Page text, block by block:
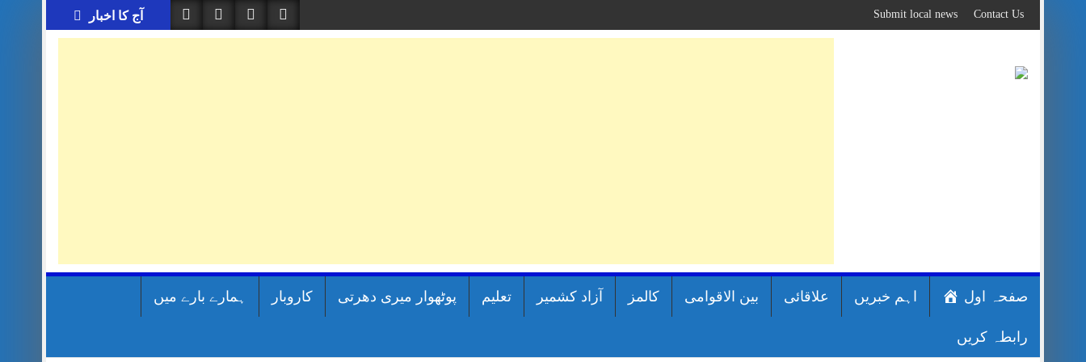
to
content
آج کا اخبار Contact Us
Submit local news
صفحہ اول اہم خبریں علاقائی بین الاقوامی کالمز آزاد کشمیر تعلیم پوٹھوار میری دھرتی کاروبار ہمارے بارے میں
رابطہ کریں